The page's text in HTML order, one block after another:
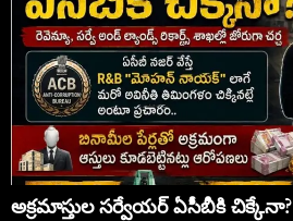
అక్రమాస్తుల సర్వేయర్ ఏసీబీకి చిక్కేనా?